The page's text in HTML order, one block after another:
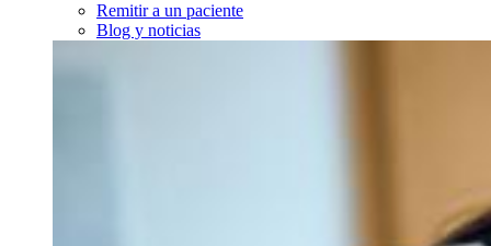
Remitir a un paciente
Blog y noticias